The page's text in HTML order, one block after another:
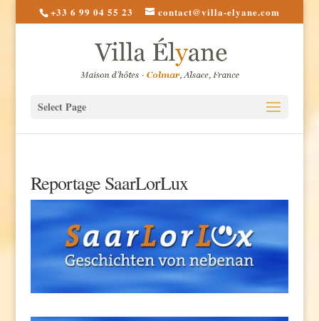
+33 6 99 04 55 23 contact@villa-elyane.com
Select Page
Reportage SaarLorLux